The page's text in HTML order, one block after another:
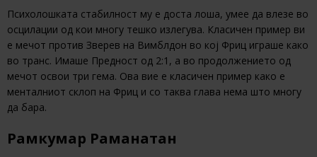
Психолошката стабилност му е доста лоша, умее да влезе во
осцилации од кои многу тешко излегува. Класичен пример ви
е мечот против Зверев на Вимблдон во кој Фриц играше како
во транс. Имаше Предност од 2:1, а во продолжението од
мечот освои три гема. Ова вие е класичен пример како е
менталниот склоп на Фриц и со таква глава нема што многу
да бара.
Рамкумар Раманатан